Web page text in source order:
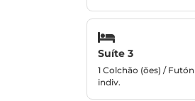
Suíte 3
1 Colchão (ões) / Futón
indiv.